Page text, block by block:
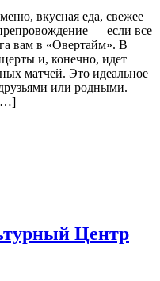
вкусная еда, свежее
— если все
вам в «Овертайм». В
и, конечно, идет
матчей. Это идеальное
или родными.
[…]
Центр